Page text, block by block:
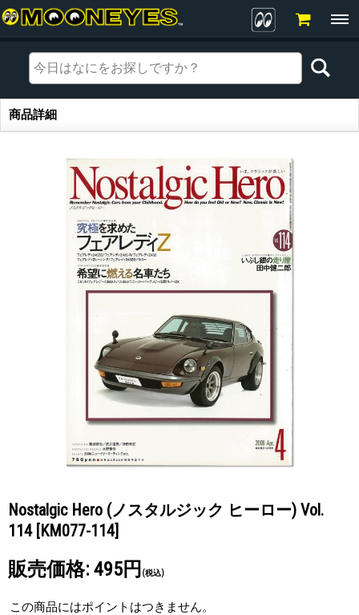
商品詳細
商品詳細
Nostalgic Hero (ノスタルジック ヒーロー) Vol.
114 [KM077-114]
販売価格: 495円 (税込)
この商品にはポイントはつきません。